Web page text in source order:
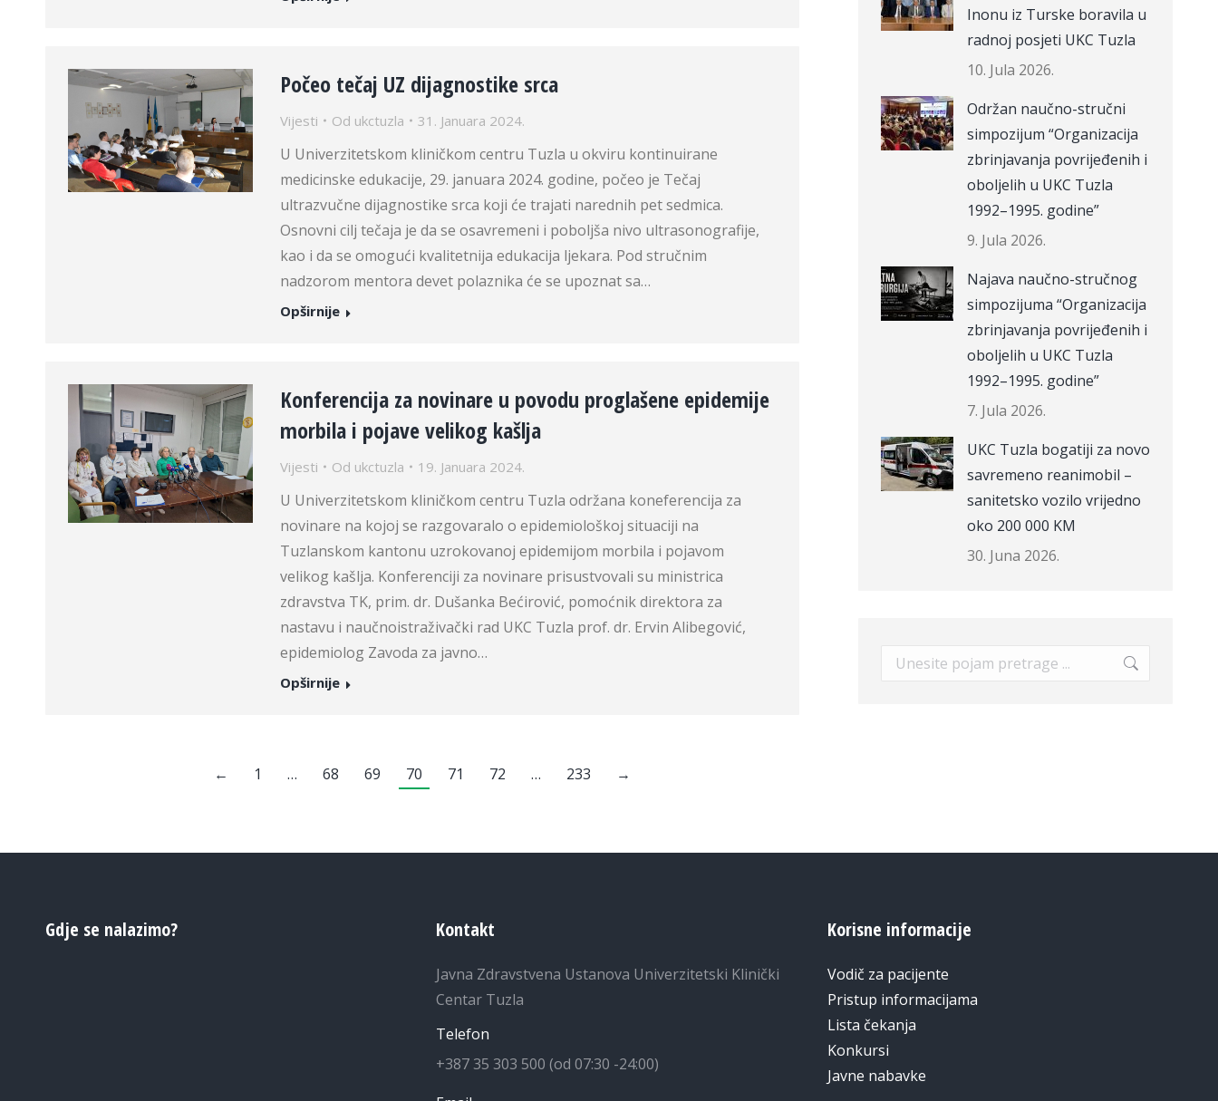
Počeo tečaj UZ dijagnostike srca
Vijesti Od ukctuzla 31. Januara 2024.
U Univerzitetskom kliničkom centru Tuzla u okviru kontinuirane
medicinske edukacije, 29. januara 2024. godine, počeo je Tečaj
ultrazvučne dijagnostike srca koji će trajati narednih pet sedmica.
Osnovni cilj tečaja je da se osavremeni i poboljša nivo ultrasonografije,
kao i da se omogući kvalitetnija edukacija ljekara. Pod stručnim
nadzorom mentora devet polaznika će se upoznat sa…
Opširnije
Konferencija za novinare u povodu proglašene epidemije
morbila i pojave velikog kašlja
Vijesti Od ukctuzla 19. Januara 2024.
U Univerzitetskom kliničkom centru Tuzla održana koneferencija za
novinare na kojoj se razgovaralo o epidemiološkoj situaciji na
Tuzlanskom kantonu uzrokovanoj epidemijom morbila i pojavom
velikog kašlja. Konferenciji za novinare prisustvovali su ministrica
zdravstva TK, prim. dr. Dušanka Bećirović, pomoćnik direktora za
nastavu i naučnoistraživački rad UKC Tuzla prof. dr. Ervin Alibegović,
epidemiolog Zavoda za javno…
Opširnije
← 1 … 68 69 70 71 72 … 233 →
Inonu iz Turske boravila u
radnoj posjeti UKC Tuzla
10. Jula 2026.
Održan naučno-stručni
simpozijum “Organizacija
zbrinjavanja povrijeđenih i
oboljelih u UKC Tuzla
1992–1995. godine”
9. Jula 2026.
Najava naučno-stručnog
simpozijuma “Organizacija
zbrinjavanja povrijeđenih i
oboljelih u UKC Tuzla
1992–1995. godine”
7. Jula 2026.
UKC Tuzla bogatiji za novo
savremeno reanimobil –
sanitetsko vozilo vrijedno
oko 200 000 KM
30. Juna 2026.
Search:
Gdje se nalazimo? Kontakt
Javna Zdravstvena Ustanova Univerzitetski Klinički
Centar Tuzla
Telefon
+387 35 303 500 (od 07:30 -24:00)
Korisne informacije
Vodič za pacijente
Pristup informacijama
Lista čekanja
Konkursi
Javne nabavke